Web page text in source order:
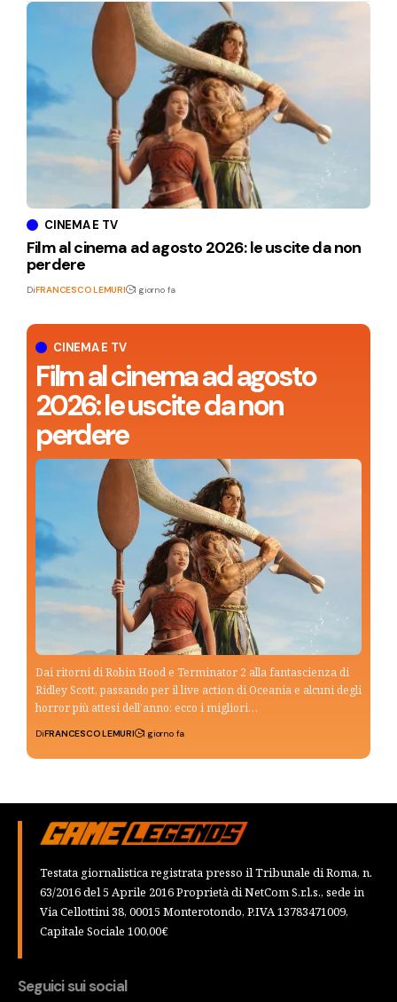
CINEMA E TV
Film al cinema ad agosto
2026: le uscite da non
perdere
Dai ritorni di Robin Hood e Terminator 2 alla fantascienza di
Ridley Scott, passando per il live action di Oceania e alcuni degli
horror più attesi dell’anno: ecco i migliori…
DiFRANCESCO LEMURI 1 giorno fa
CINEMA E TV
Film al cinema ad agosto 2026: le uscite da non
perdere
DiFRANCESCO LEMURI 1 giorno fa
Testata giornalistica registrata presso il Tribunale di Roma, n.
63/2016 del 5 Aprile 2016 Proprietà di NetCom S.r.l.s., sede in
Via Cellottini 38, 00015 Monterotondo, P.IVA 13783471009,
Capitale Sociale 100,00€
Seguici sui social